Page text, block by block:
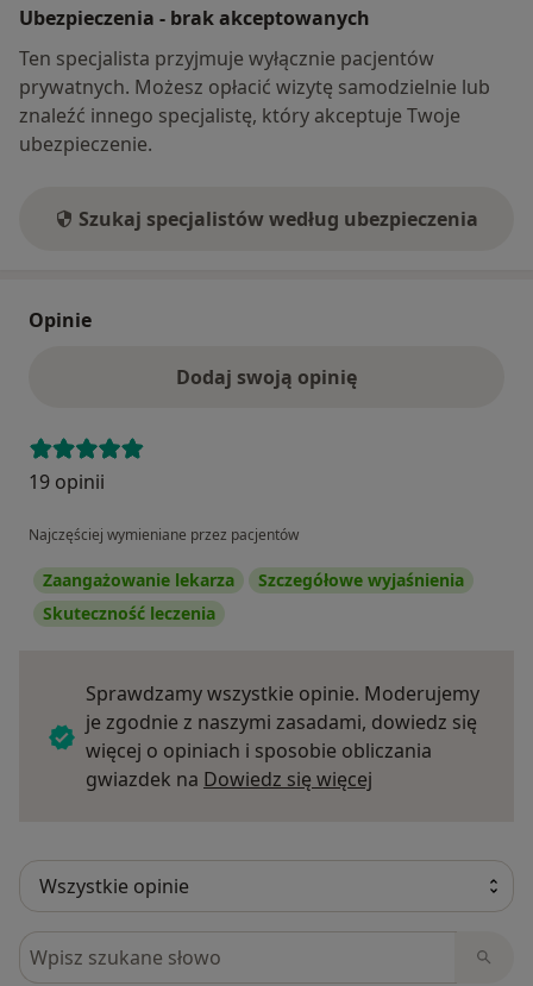
Ubezpieczenia - brak akceptowanych
Ten specjalista przyjmuje wyłącznie pacjentów
prywatnych. Możesz opłacić wizytę samodzielnie lub
znaleźć innego specjalistę, który akceptuje Twoje
ubezpieczenie.
Szukaj specjalistów według ubezpieczenia
Opinie
Dodaj swoją opinię
19 opinii
Najczęściej wymieniane przez pacjentów
Zaangażowanie lekarza
Szczegółowe wyjaśnienia
Skuteczność leczenia
Sprawdzamy wszystkie opinie. Moderujemy
je zgodnie z naszymi zasadami, dowiedz się
więcej o opiniach i sposobie obliczania
gwiazdek na Dowiedz się więcej
Szukaj w opiniach